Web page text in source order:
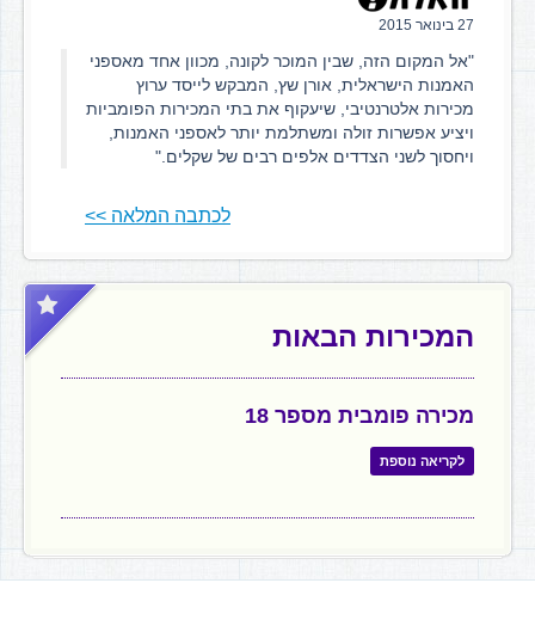
27 בינואר 2015
"אל המקום הזה, שבין המוכר לקונה, מכוון אחד מאספני
האמנות הישראלית, אורן שץ, המבקש לייסד ערוץ
מכירות אלטרנטיבי, שיעקוף את בתי המכירות הפומביות
ויציע אפשרות זולה ומשתלמת יותר לאספני האמנות,
ויחסוך לשני הצדדים אלפים רבים של שקלים."
לכתבה המלאה >>
המכירות הבאות
מכירה פומבית מספר 18
לקריאה נוספת